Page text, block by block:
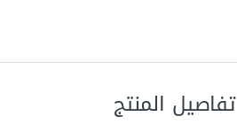
تفاصيل المنتج